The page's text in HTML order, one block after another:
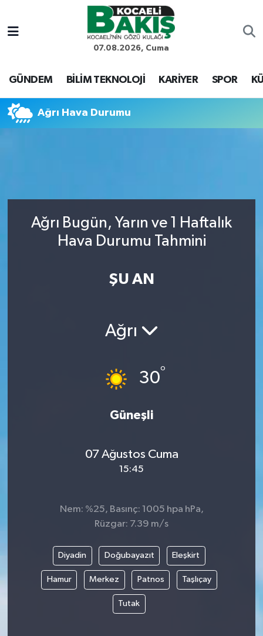
07.08.2026, Cuma
GÜNDEM BİLİM TEKNOLOJİ KARİYER SPOR
Ağrı Hava Durumu
Ağrı Bugün, Yarın ve 1 Haftalık
Hava Durumu Tahmini
ŞU AN
Ağrı
30°
Güneşli
07 Ağustos Cuma
15:45
Nem: %25, Basınç: 1005 hpa hPa,
Rüzgar: 7.39 m/s
Diyadin Doğubayazıt Eleşkirt
Hamur Merkez Patnos Taşlıçay
Tutak
Kocaeli Nöbetçi Eczaneler
Kocaeli Hava Durumu
Haber Arşivi